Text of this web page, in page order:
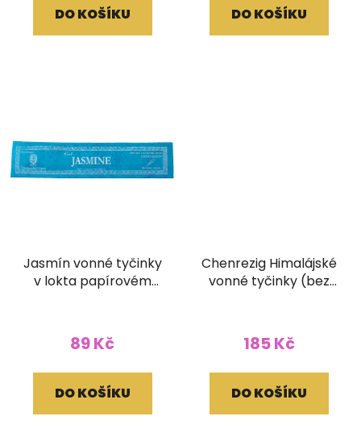
DO KOŠÍKU DO KOŠÍKU
Jasmín vonné tyčinky
v lokta papírovém
89 Kč
DO KOŠÍKU
Chenrezig Himalájské
vonné tyčinky (bez
185 Kč
DO KOŠÍKU